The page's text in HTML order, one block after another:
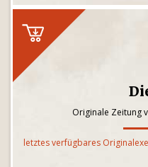
Originale Zeitung
letztes verfügbares